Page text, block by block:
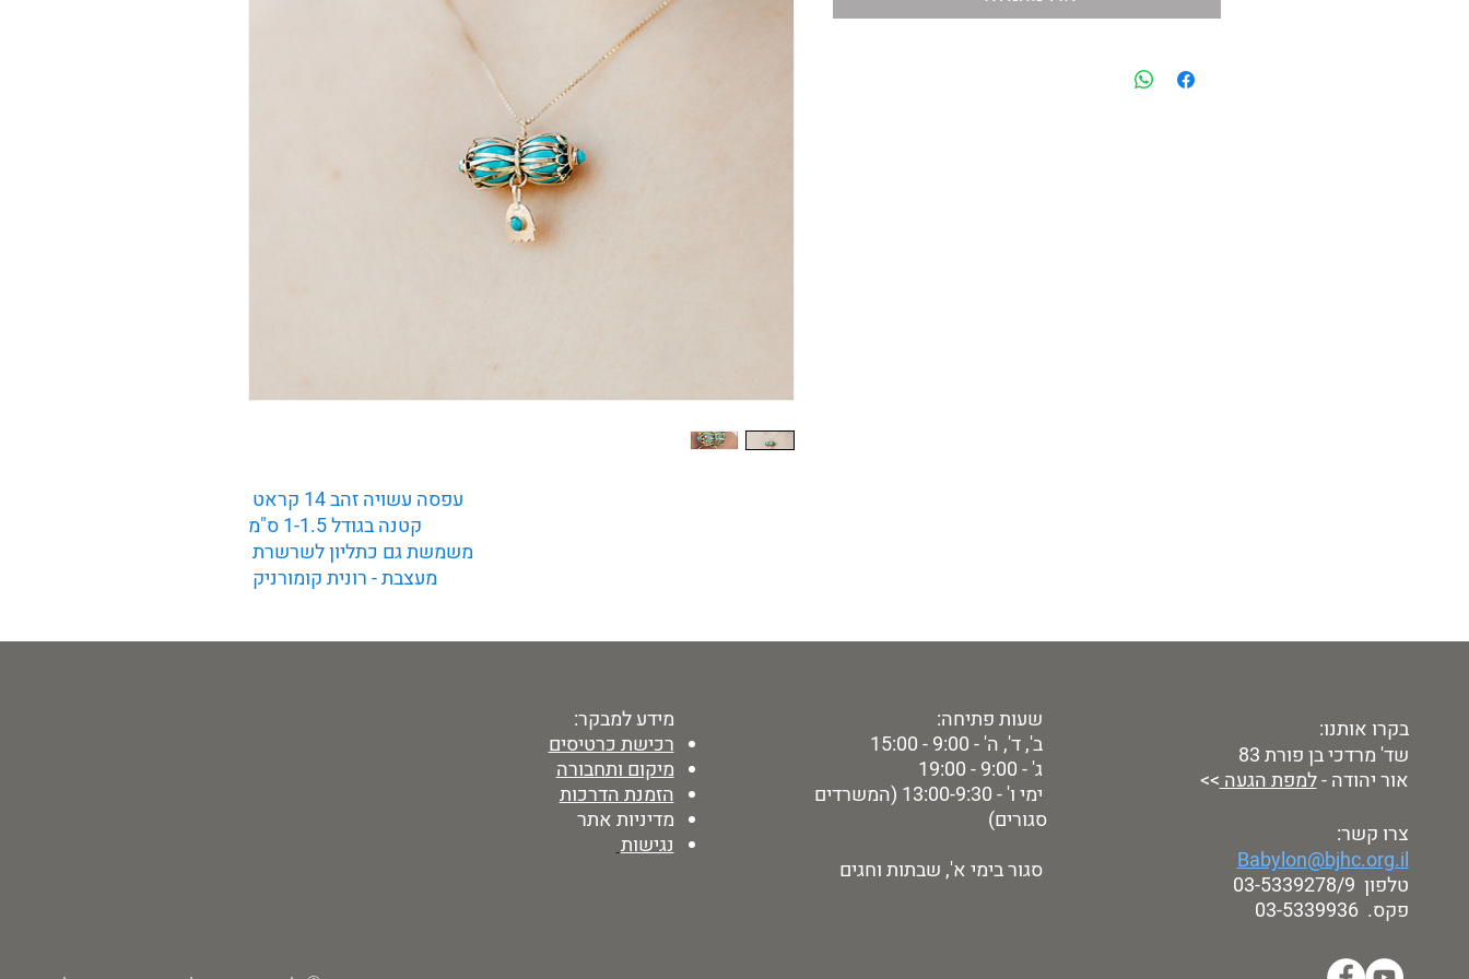
עפסה עשויה זהב 14 קראט
קטנה בגודל 1-1.5 ס"מ
משמשת גם כתליון לשרשרת
מעצבת - רונית קומורניק
מידע למבקר:
רכישת כרטיסים
מיקום ותחבורה
הזמנת הדרכות
מדיניות אתר
נגישות
שעות פתיחה:
ב', ד', ה' - 9:00 - 15:00
ג' - 9:00 - 19:00
ימי ו' - 13:00-9:30 (המשרדים
סגורים)
סגור בימי א', שבתות וחגים
בקרו אותנו:
שד' מרדכי בן פורת 83
אור יהודה -למפת הגעה>>
צרו קשר:
Babylon@bjhc.org.il
טלפון 03-5339278/9
פקס. 03-5339936